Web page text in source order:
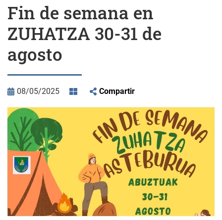
Fin de semana en
ZUHATZA 30-31 de
agosto
08/05/2025 Compartir